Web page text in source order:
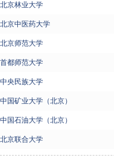
北京林业大学
北京中医药大学
北京师范大学
首都师范大学
中央民族大学
中国矿业大学（北京）
中国石油大学（北京）
北京联合大学